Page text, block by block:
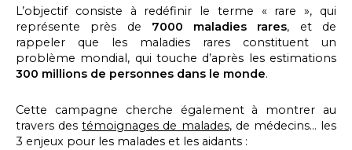
L’objectif consiste à redéfinir le terme « rare », qui
représente près de 7000 maladies rares, et de
rappeler que les maladies rares constituent un
problème mondial, qui touche d’après les estimations
300 millions de personnes dans le monde.
Cette campagne cherche également à montrer au
travers destémoignages de malades, de médecins… les
3 enjeux pour les malades et les aidants :